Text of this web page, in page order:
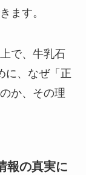
ます。
で、牛乳石
に、なぜ「正
か、その理
報の真実に